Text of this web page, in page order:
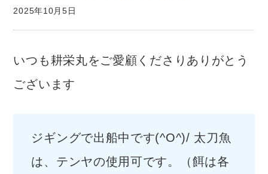
2025年10月5日
いつも耕栄丸をご愛顧くださりありがとう
ございます
ジギングで出船中です(^O^)/ 太刀魚
は、テンヤの使用可です。（餌は各